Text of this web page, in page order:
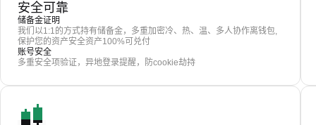
安全可靠
储备金证明
我们以1:1的方式持有储备金，多重加密冷、热、温、多人协作离钱包,
保护您的资产安全资产100%可兑付
账号安全
多重安全项验证，异地登录提醒，防cookie劫持